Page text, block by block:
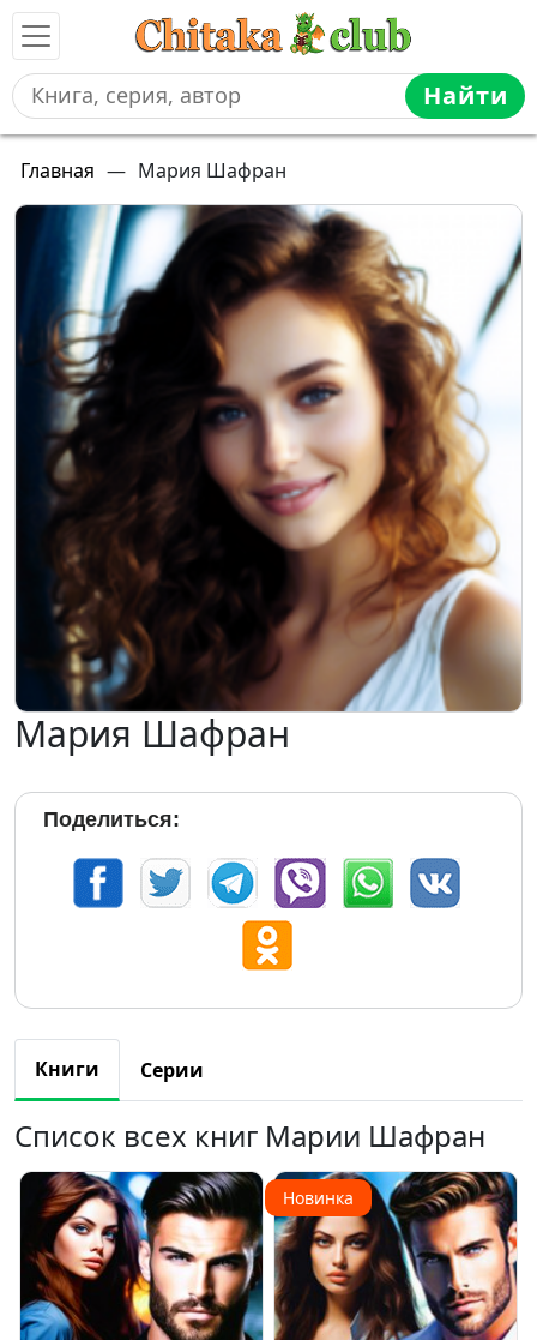
Найти
Главная — Мария Шафран
Мария Шафран
Поделиться:
Книги Серии
Список всех книг Марии Шафран
Новинка